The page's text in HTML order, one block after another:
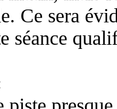
Ce sera
séance